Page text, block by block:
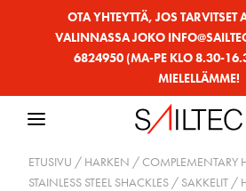
OTA YHTEYTTÄ, JOS TARVITSET
VALINNASSA JOKO
6824950 (MA-PE KLO 8.30-
MIELELLÄMME!
ETUSIVU / HARKEN /COMPLEMENTARY
STAINLESS STEEL SHACKLES / SAKKELIT /